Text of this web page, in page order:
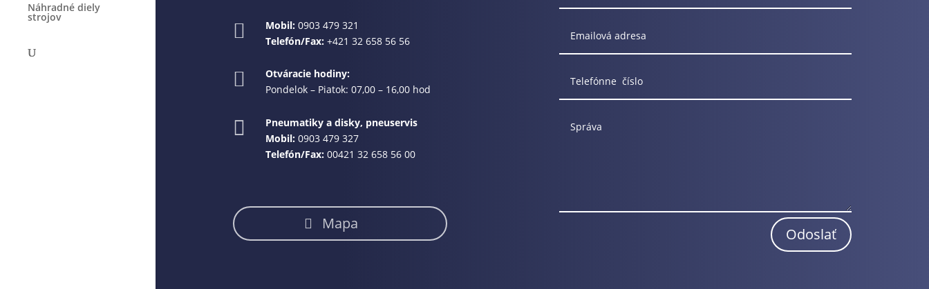
Náhradné diely
strojov
 Mobil: 0903 479 321
Telefón/Fax: +421 32 658 56 56

Otváracie hodiny:
Pondelok – Piatok: 07,00 – 16,00 hod

Pneumatiky a disky, pneuservis
Mobil: 0903 479 327
Telefón/Fax: 00421 32 658 56 00
Mapa
Odoslať